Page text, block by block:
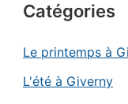
Catégories
Le printemps à
L'été à Giverny